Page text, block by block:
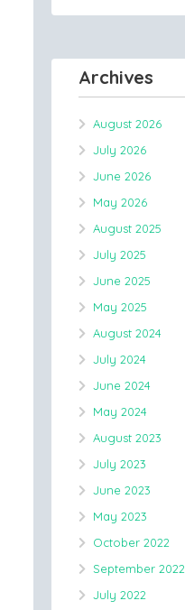
Archives
August 2026
July 2026
June 2026
May 2026
August 2025
July 2025
June 2025
May 2025
August 2024
July 2024
June 2024
May 2024
August 2023
July 2023
June 2023
May 2023
October 2022
September 2022
July 2022